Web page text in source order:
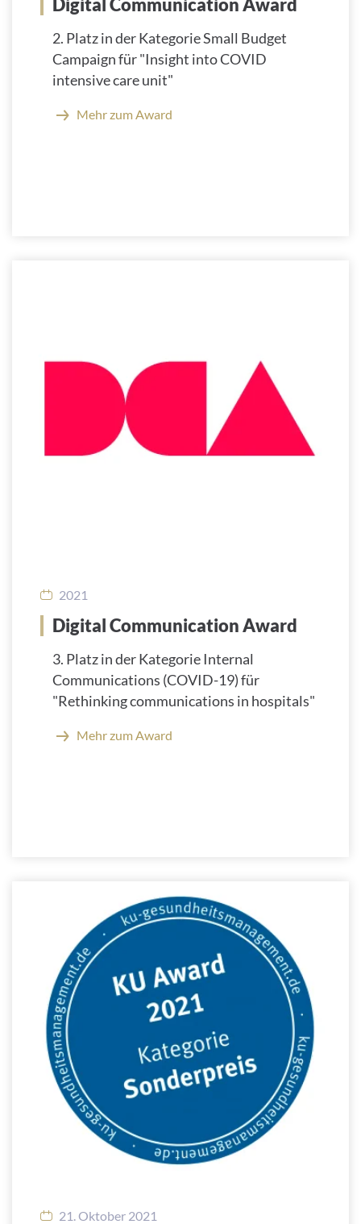
Digital Communication Award
2. Platz in der Kategorie Small Budget
Campaign für "Insight into COVID
intensive care unit"
Mehr zum Award
2021
Digital Communication Award
3. Platz in der Kategorie Internal
Communications (COVID-19) für
"Rethinking communications in hospitals"
Mehr zum Award
21. Oktober 2021